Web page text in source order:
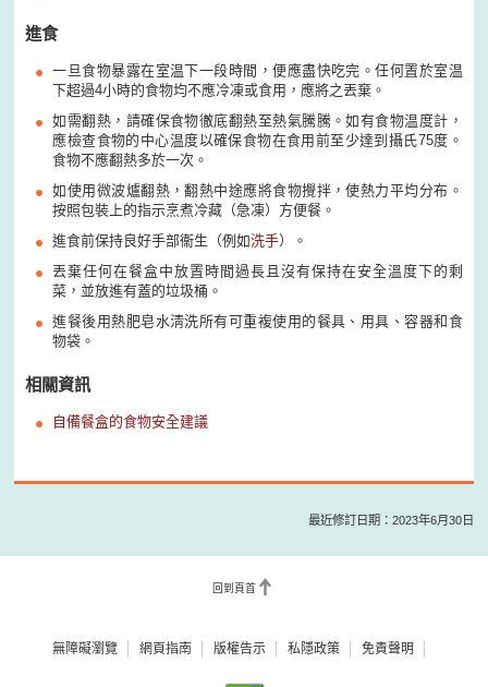
進食
一旦食物暴露在室温下一段時間，便應盡快吃完。任何置於室温
下超過4小時的食物均不應冷凍或食用，應將之丟棄。
如需翻熱，請確保食物徹底翻熱至熱氣騰騰。如有食物温度計，
應檢查食物的中心温度以確保食物在食用前至少達到攝氏75度。
食物不應翻熱多於一次。
如使用微波爐翻熱，翻熱中途應將食物攪拌，使熱力平均分布。
按照包裝上的指示烹煮冷藏（急凍）方便餐。
進食前保持良好手部衞生（例如洗手）。
丟棄任何在餐盒中放置時間過長且沒有保持在安全溫度下的剩
菜，並放進有蓋的垃圾桶。
進餐後用熱肥皂水淸洗所有可重複使用的餐具、用具、容器和食
物袋。
相關資訊
自備餐盒的食物安全建議
最近修訂日期：2023年6月30日
回到頁首
無障礙瀏覽 網頁指南 版權告示 私隱政策 免責聲明